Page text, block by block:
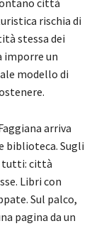
città
rischia di
stessa dei
imporre un
modello di
arriva
biblioteca. Sugli
tutti: città
Libri con
Sul palco,
pagina da un